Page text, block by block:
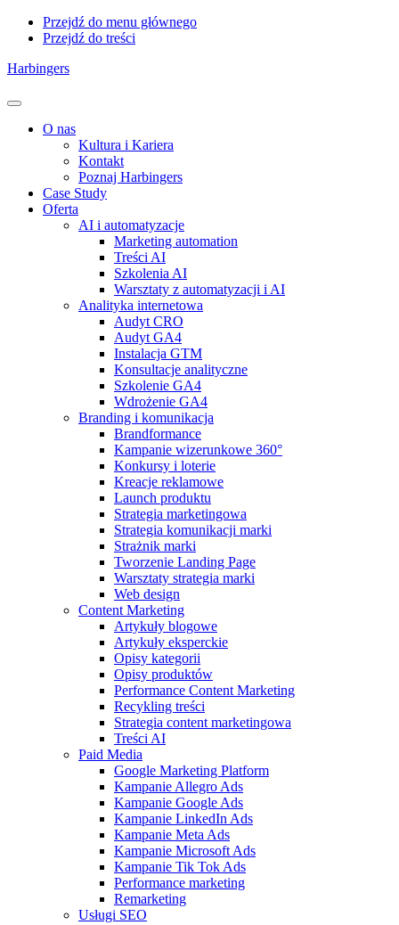
Przejdź do menu głównego
Przejdź do treści
Harbingers
Menu
O nas
Kultura i Kariera
Kontakt
Poznaj Harbingers
Case Study
Oferta
AI i automatyzacje
Marketing automation
Treści AI
Szkolenia AI
Warsztaty z automatyzacji i AI
Analityka internetowa
Audyt CRO
Audyt GA4
Instalacja GTM
Konsultacje analityczne
Szkolenie GA4
Wdrożenie GA4
Branding i komunikacja
Brandformance
Kampanie wizerunkowe 360°
Konkursy i loterie
Kreacje reklamowe
Launch produktu
Strategia marketingowa
Strategia komunikacji marki
Strażnik marki
Tworzenie Landing Page
Warsztaty strategia marki
Web design
Content Marketing
Artykuły blogowe
Artykuły eksperckie
Opisy kategorii
Opisy produktów
Performance Content Marketing
Recykling treści
Strategia content marketingowa
Treści AI
Paid Media
Google Marketing Platform
Kampanie Allegro Ads
Kampanie Google Ads
Kampanie LinkedIn Ads
Kampanie Meta Ads
Kampanie Microsoft Ads
Kampanie Tik Tok Ads
Performance marketing
Remarketing
Usługi SEO